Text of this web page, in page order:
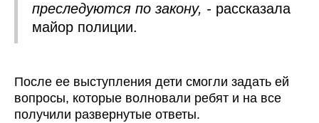
преследуются по закону, - рассказала
майор полиции.
После ее выступления дети смогли задать ей
вопросы, которые волновали ребят и на все
получили развернутые ответы.